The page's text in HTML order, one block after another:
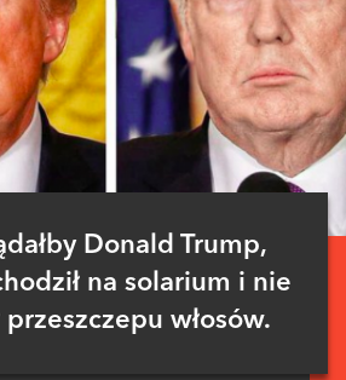
Donald Trump,
na solarium i nie
przeszczepu włosów.